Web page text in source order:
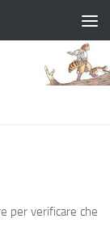
per verificare che